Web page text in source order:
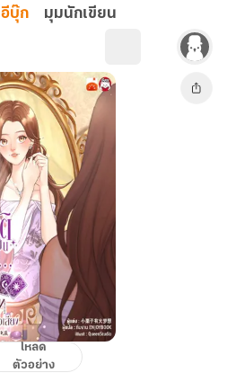
อีบุ๊ก มุมนักเขียน
โหลด
ตัวอย่าง